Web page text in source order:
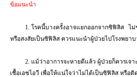
ข้อแนะนำ
1. โรคนี้บางครั้งอาจแยกออกจากซิฟิลิส
ไม่
หรือสงสัยเป็นซิฟิลิส ควรแนะนำผู้ป่วยไปโรงพยา
2. แม้ว่าอาการจะหายดีแล้ว ผู้ป่วยก็ควรเจ
เชื้อเอชไอวี เพื่อให้แน่ใจว่าไม่ได้เป็นซิฟิลิส หรือติ